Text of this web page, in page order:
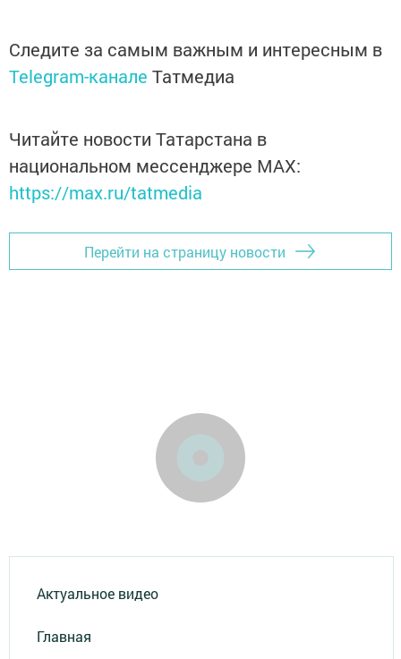
Следите за самым важным и интересным в
Telegram-канале Татмедиа
Читайте новости Татарстана в
национальном мессенджере MАХ:
https://max.ru/tatmedia
Перейти на страницу новости
Актуальное видео
Главная